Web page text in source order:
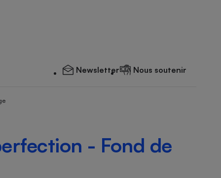
Newsletter Nous soutenir
- Fond de